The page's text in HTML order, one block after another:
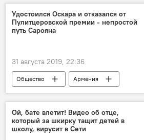
Удостоился Оскара и отказался от
Пулитцеровской премии - непростой
путь Сарояна
31 августа 2019, 22:36
Общество
Армения
Уильям Сароян
Ой, бате влетит! Видео об отце,
который за шкирку тащит детей в
школу, вирусит в Сети